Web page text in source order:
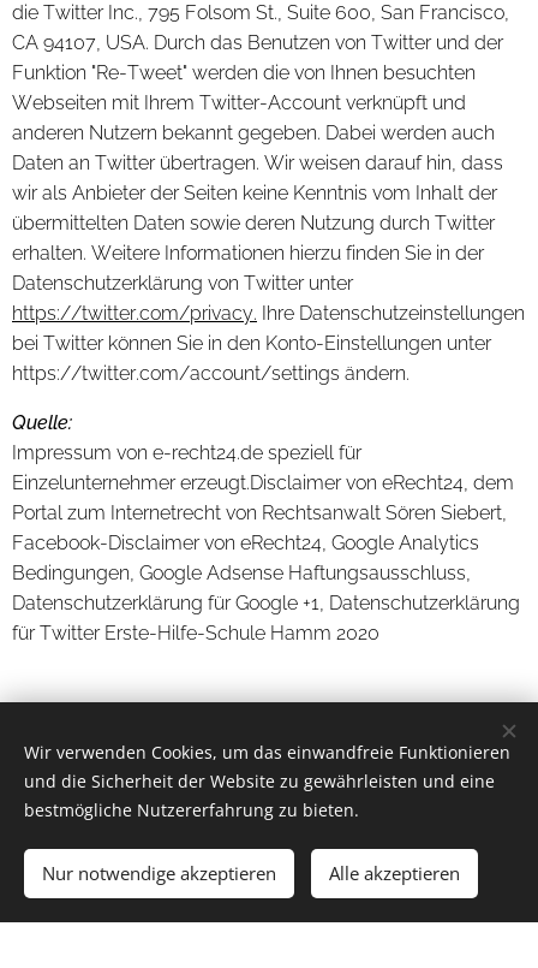
die Twitter Inc., 795 Folsom St., Suite 600, San Francisco,
CA 94107, USA. Durch das Benutzen von Twitter und der
Funktion "Re-Tweet" werden die von Ihnen besuchten
Webseiten mit Ihrem Twitter-Account verknüpft und
anderen Nutzern bekannt gegeben. Dabei werden auch
Daten an Twitter übertragen. Wir weisen darauf hin, dass
wir als Anbieter der Seiten keine Kenntnis vom Inhalt der
übermittelten Daten sowie deren Nutzung durch Twitter
erhalten. Weitere Informationen hierzu finden Sie in der
Datenschutzerklärung von Twitter unter
https://twitter.com/privacy. Ihre Datenschutzeinstellungen
bei Twitter können Sie in den Konto-Einstellungen unter
https://twitter.com/account/settings ändern.
Quelle:
Impressum von e-recht24.de speziell für
Einzelunternehmer erzeugt.Disclaimer von eRecht24, dem
Portal zum Internetrecht von Rechtsanwalt Sören Siebert,
Facebook-Disclaimer von eRecht24, Google Analytics
Bedingungen, Google Adsense Haftungsausschluss,
Datenschutzerklärung für Google +1, Datenschutzerklärung
für Twitter Erste-Hilfe-Schule Hamm 2020
Erste-Hilfe-Schule Hamm - Teil der DLRG Hamm Nordwest
e.V.| Alle Rechte vorbehalten 2025
Unterstützt vonWebnode Cookies
Erstellen Sie Ihre Webseite gratis! Los geht´s
Wir verwenden Cookies, um das einwandfreie Funktionieren
und die Sicherheit der Website zu gewährleisten und eine
bestmögliche Nutzererfahrung zu bieten.
Nur notwendige akzeptieren Alle akzeptieren